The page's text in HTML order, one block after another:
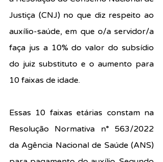
Justiça (CNJ) no que diz respeito ao
auxílio-saúde, em que o/a servidor/a
faça jus a 10% do valor do subsídio
do juiz substituto e o aumento para
10 faixas de idade.
Essas 10 faixas etárias constam na
Resolução Normativa n° 563/2022
da Agência Nacional de Saúde (ANS)